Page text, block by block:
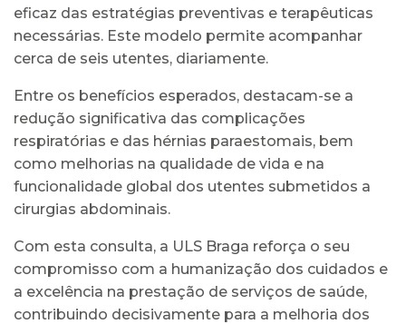
eficaz das estratégias preventivas e terapêuticas
necessárias. Este modelo permite acompanhar
cerca de seis utentes, diariamente.
Entre os benefícios esperados, destacam-se a
redução significativa das complicações
respiratórias e das hérnias paraestomais, bem
como melhorias na qualidade de vida e na
funcionalidade global dos utentes submetidos a
cirurgias abdominais.
Com esta consulta, a ULS Braga reforça o seu
compromisso com a humanização dos cuidados e
a excelência na prestação de serviços de saúde,
contribuindo decisivamente para a melhoria dos